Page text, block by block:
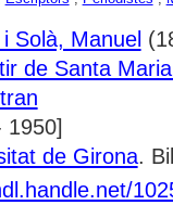
Solà, Manuel
de Santa
1950]
de Girona.